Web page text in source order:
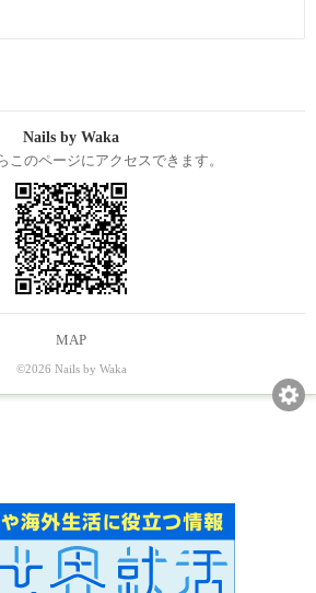
Nails by Waka
このページにアクセスできます。
MAP
©2026 Nails by Waka